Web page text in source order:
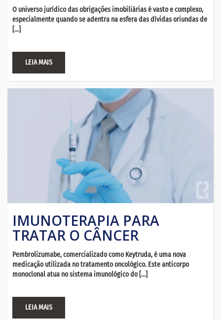
O universo jurídico das obrigações imobiliárias é vasto e complexo,
especialmente quando se adentra na esfera das dívidas oriundas de
[…]
LEIA MAIS
IMUNOTERAPIA PARA
TRATAR O CÂNCER
Pembrolizumabe, comercializado como Keytruda, é uma nova
medicação utilizada no tratamento oncológico. Este anticorpo
monoclonal atua no sistema imunológico do […]
LEIA MAIS